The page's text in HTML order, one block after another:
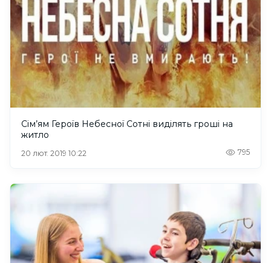
Cім’ям Героїв Небесної Сотні виділять гроші на
житло
20 лют. 2019 10:22 795